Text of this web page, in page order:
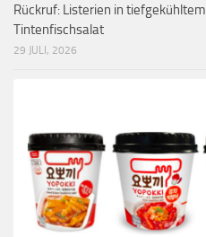
Rückruf: Listerien in
Tintenfischsalat
29 JULI, 2026